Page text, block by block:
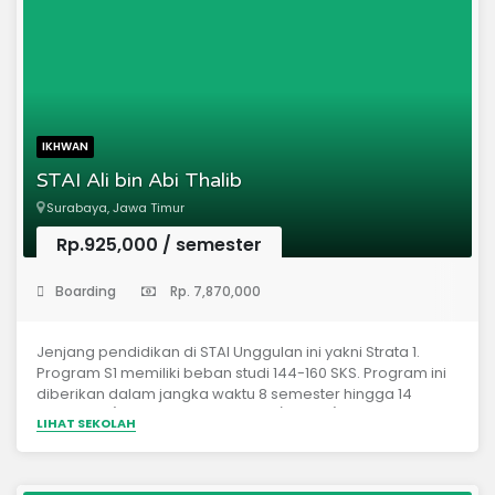
IKHWAN
STAI Ali bin Abi Thalib
Surabaya, Jawa Timur
Rp.925,000 / semester
Boarding Rp. 7,870,000
Jenjang pendidikan di STAI Unggulan ini yakni Strata 1.
Program S1 memiliki beban studi 144-160 SKS. Program ini
diberikan dalam jangka waktu 8 semester hingga 14
semester (termasuk Karya Ilmiah/ Skripsi).STAI Ali bin Abi
Thalib Surabaya resmi membuka pendaftaran mahasiswa
baru semester Gasal tahun akademik 2021-2022 dengan
LIHAT SEKOLAH